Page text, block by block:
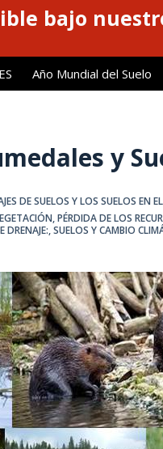
bajo
Año Mundial del Suelo
y
DE SUELOS Y LOS SUELOS EN
,PÉRDIDA DE LOS
DRENAJE:,SUELOS Y CAMBIO